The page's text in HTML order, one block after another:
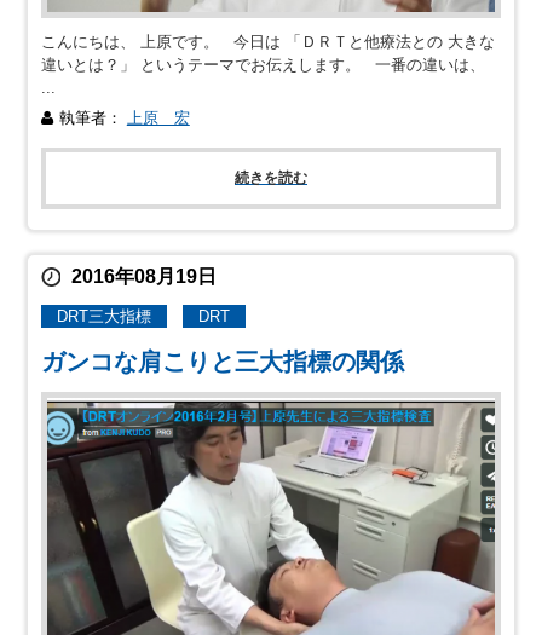
こんにちは、 上原です。 今日は 「ＤＲＴと他療法との 大きな
違いとは？」 というテーマでお伝えします。 一番の違いは、
執筆者： 上原 宏
続きを読む
2016年08月19日
DRT三大指標 DRT
ガンコな肩こりと三大指標の関係